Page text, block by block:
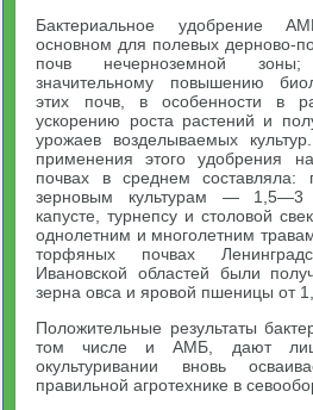
Бактериальное удобрение
основном для полевых дерново-
почв нечерноземной
значительному повышению
этих почв, в особенности в
ускорению роста растений и
урожаев возделываемых
применения этого удобрения
почвах в среднем
зерновым культурам — 1,5—3
капусте, турнепсу и столовой
однолетним и многолетним
торфяных почвах
Ивановской областей были
зерна овса и яровой пшеницы от
Положительные результаты
том числе и АМБ, дают
окультуривании вновь
правильной агротехнике в